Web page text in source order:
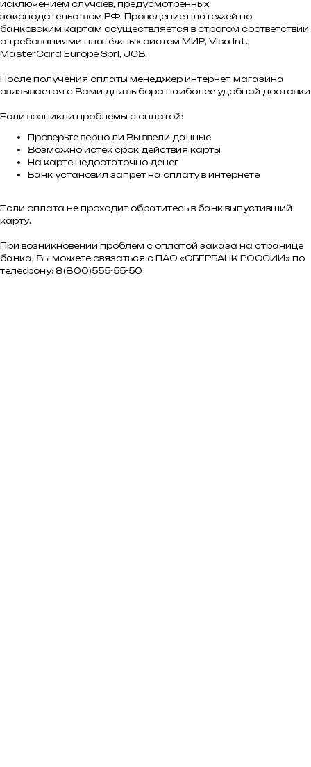
исключением случаев, предусмотренных
законодательством РФ. Проведение платежей по
банковским картам осуществляется в строгом соответствии
с требованиями платёжных систем МИР, Visa Int.,
MasterCard Europe Sprl, JCB.
После получения оплаты менеджер интернет-магазина
связывается с Вами для выбора наиболее удобной доставки
Если возникли проблемы с оплатой:
Проверьте верно ли Вы ввели данные
Возможно истек срок действия карты
На карте недостаточно денег
Банк установил запрет на оплату в интернете
Если оплата не проходит обратитесь в банк выпустивший
карту.
При возникновении проблем с оплатой заказа на странице
банка, Вы можете связаться с ПАО «СБЕРБАНК РОССИИ» по
телефону: 8(800)555-55-50